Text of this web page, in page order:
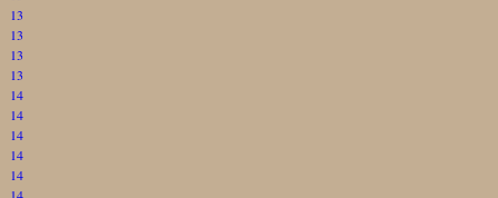
13
13
13
13
14
14
14
14
14
14